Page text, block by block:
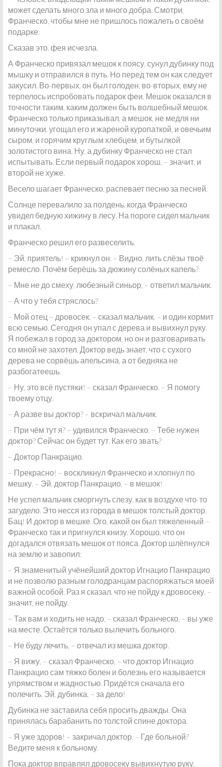
может сделать много зла и много добра. Смотри,
Франческо, чтобы мне не пришлось пожалеть о своём
подарке.
Сказав это, фея исчезла.
А Франческо привязал мешок к поясу, сунул дубинку под
мышку и отправился в путь. Но перед тем он как следует
закусил. Во-первых, он был голоден, во-вторых, ему не
терпелось испробовать подарок феи. Мешок оказался в
точности таким, каким должен быть волшебный мешок.
Франческо только приказывал, а мешок, не медля ни
минуточки, угощал его и жареной куропаткой, и овечьим
сыром, и горячим круглым хлебцем, и бутылкой
золотистого вина. Ну, а дубинку Франческо не стал
испытывать. Если первый подарок хорош, – значит, и
второй не хуже.
Весело шагает Франческо, распевает песню за песней.
Солнце перевалило за полдень, когда Франческо
увидел бедную хижину в лесу. На пороге сидел мальчик
и плакал.
Франческо решил его развеселить.
– Эй, приятель! – крикнул он. – Видно, лить слёзы твоё
ремесло. Почём берёшь за дюжину солёных капель?
– Мне не до смеху, любезный синьор, – ответил мальчик.
– А что у тебя стряслось?
– Мой отец – дровосек, – сказал мальчик, – и один кормит
всю семью. Сегодня он упал с дерева и вывихнул руку.
Я побежал в город за доктором, но он и разговаривать
со мной не захотел. Доктор ведь знает, что с сухого
дерева не сорвёшь апельсина, а от бедняка не
разбогатеешь.
– Ну, это всё пустяки! – сказал Франческо. – Я помогу
твоему отцу.
– А разве вы доктор? – вскричал мальчик.
– При чём тут я? – удивился Франческо. – Тебе нужен
доктор? Сейчас он будет тут. Как его звать?
– Доктор Панкрацио.
– Прекрасно! – воскликнул Франческо и хлопнул по
мешку. – Эй, доктор Панкрацио, – в мешок!
Не успел мальчик сморгнуть слезу, как в воздухе что-то
загудело. Это несся из города в мешок толстый доктор.
Бац! И доктор в мешке. Ого, какой он был тяжеленный –
Франческо так и пригнулся книзу. Хорошо, что он
догадался отвязать мешок от пояса. Доктор шлёпнулся
на землю и завопил:
– Я знаменитый учёнейший доктор Игнацио Панкрацио
и не позволю разным голодранцам распоряжаться моей
важной особой. Раз я сказал, что не пойду к дровосеку, –
значит, не пойду.
– Так вам и ходить не надо, – сказал Франческо, – вы уже
на месте. Остаётся только вылечить больного.
– Не буду лечить, – отвечал из мешка доктор.
– Я вижу, – сказал Франческо, – что доктор Игнацио
Панкрацио сам тяжко болен и болезнь его называется
упрямством и жадностью. Придётся сначала его
полечить. Эй, дубинка, – за дело!
Дубинка не заставила себя просить дважды. Она
принялась барабанить по толстой спине доктора.
– Я уже здоров! – закричал доктор. – Где больной?
Ведите меня к больному.
Пока доктор вправлял дровосеку вывихнутую руку,